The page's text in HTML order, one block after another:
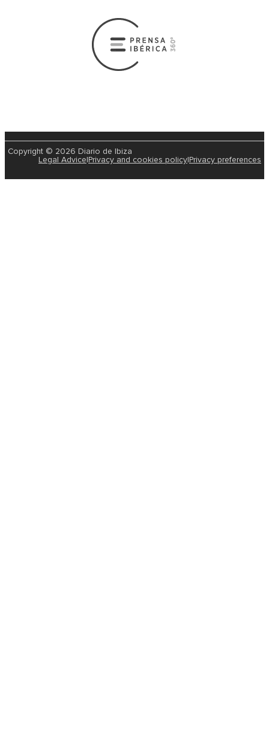
Copyright © 2026 Diario de Ibiza
Legal Advice Privacy and cookies policy Privacy preferences